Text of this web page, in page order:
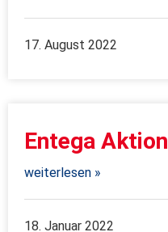
17. August 2022
Entega Aktion
weiterlesen »
18. Januar 2022